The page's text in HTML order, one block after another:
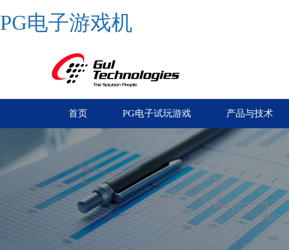
PG电子游戏机
首页 PG电子试玩游戏 产品与技术